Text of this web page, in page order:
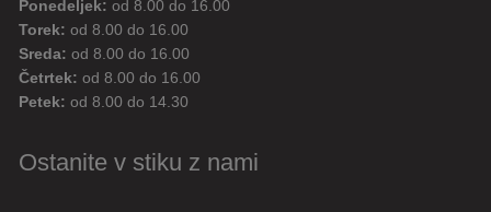
Ponedeljek: od 8.00 do 16.00
Torek: od 8.00 do 16.00
Sreda: od 8.00 do 16.00
Četrtek: od 8.00 do 16.00
Petek: od 8.00 do 14.30
Ostanite v stiku z nami